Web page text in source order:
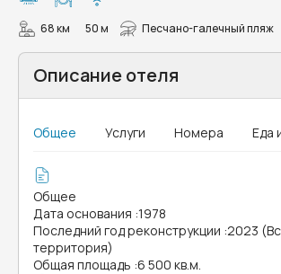
68 км 50 м Песчано-галечный пляж
Описание отеля
Общее Услуги Номера Еда
Общее
Дата основания :1978
Последний год реконструкции :2023
территория)
Общая площадь :6 500 кв.м.